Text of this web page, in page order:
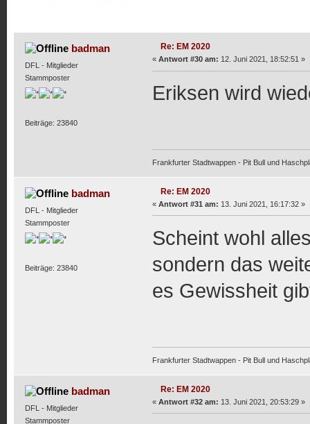
badman
DFL - Mitglieder
Stammposter
Beiträge: 23840
Re: EM 2020
« Antwort #30 am: 12. Juni 2021, 18:52:51 »
Eriksen wird
Frankfurter Stadtwappen - Pit Bull und
badman
DFL - Mitglieder
Stammposter
Beiträge: 23840
Re: EM 2020
« Antwort #31 am: 13. Juni 2021, 16:17:32 »
Scheint wohl
sondern das
es Gewissheit
Frankfurter Stadtwappen - Pit Bull und
badman
DFL - Mitglieder
Stammposter
Re: EM 2020
« Antwort #32 am: 13. Juni 2021, 20:53:29 »